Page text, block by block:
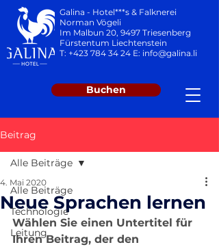
Galina - Hotel***s & Falknerei
Norman Vögeli
Im Malbun 20, 9497 Triesenberg
Fürstentum Liechtenstein
T: +423 784 34 24 E: info@galina.li
Buchen
Beitrag
Alle Beiträge
Technologie
Leitung
Alle Beiträge
Neue Sprachen lernen
4. Mai 2020
Wählen Sie einen Untertitel für
Ihren Beitrag, der den